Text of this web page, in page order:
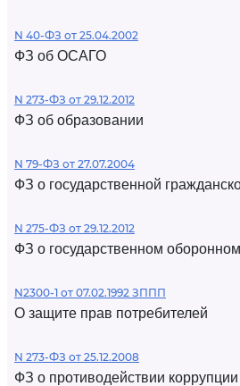
N 40-ФЗ от 25.04.2002
ФЗ об ОСАГО
N 273-ФЗ от 29.12.2012
ФЗ об образовании
N 79-ФЗ от 27.07.2004
ФЗ о государственной
N 275-ФЗ от 29.12.2012
ФЗ о государственном
N2300-1 от 07.02.1992 ЗППП
О защите прав потребителей
N 273-ФЗ от 25.12.2008
ФЗ о противодействии коррупции